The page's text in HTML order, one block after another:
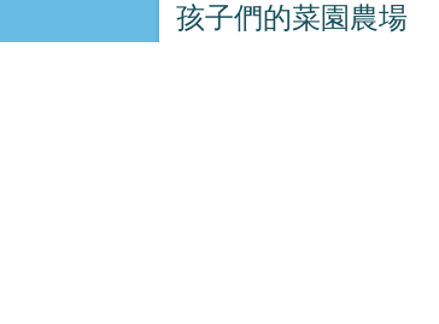
孩子們的菜園農場